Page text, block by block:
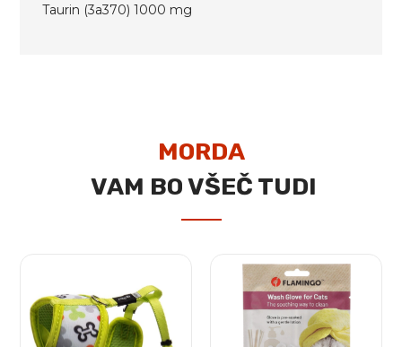
Taurin (3a370) 1000 mg
MORDA
VAM BO VŠEČ TUDI